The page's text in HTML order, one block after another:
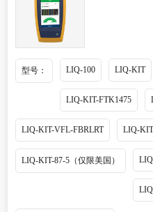
型号： LIQ-100 LIQ-KIT
LIQ-KIT-FTK1475
LIQ-KIT-VFL-FBRLRT LIQ-
LIQ-KIT-87-5（仅限美国）